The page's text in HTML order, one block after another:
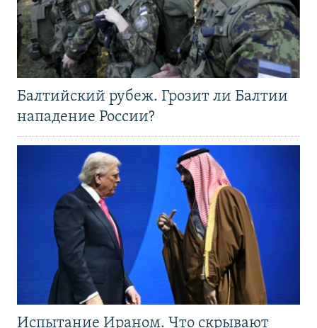
Балтийский рубеж. Грозит ли Балтии
нападение России?
Испытание Ираном. Что скрывают